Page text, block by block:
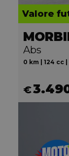
Valore
Abs
0 km | 124 cc |
€